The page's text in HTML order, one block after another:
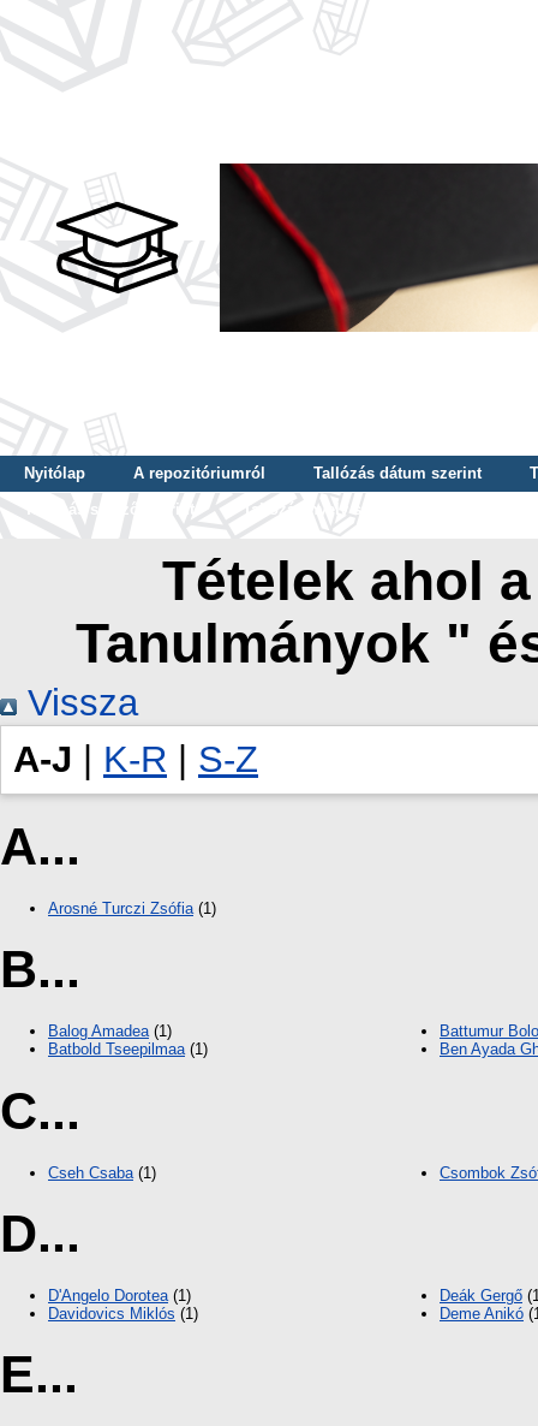
Nyitólap A repozitóriumról Tallózás dátum szerint
Tallózás szerző szerint
Tallózás nyelv szerint
Tételek ahol
Tanulmányok "
Vissza
A-J
K-R S-Z
A...
Arosné Turczi Zsófia(1)
B...
Balog Amadea(1)
Batbold Tseepilmaa(1)
Battumur
Ben Ayada
C...
Cseh Csaba (1) Csombok
D...
D'Angelo Dorotea (1)
Davidovics Miklós (1)
Deák Gergő
Deme Anikó
E...